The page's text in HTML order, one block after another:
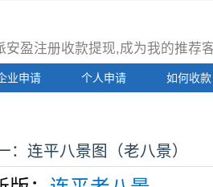
安盈注册收款提现,成为我的推荐
业申请 个人申请 如何收款
：连平八景图（老八景）